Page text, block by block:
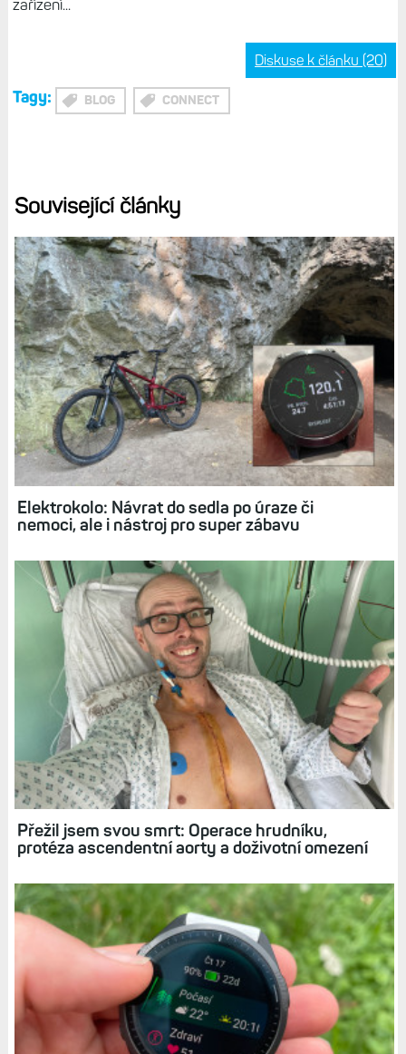
zařízení...
Diskuse k článku (20)
Tagy: BLOG CONNECT
Související články
Elektrokolo: Návrat do sedla po úraze či
nemoci, ale i nástroj pro super zábavu
Přežil jsem svou smrt: Operace hrudníku,
protéza ascendentní aorty a doživotní omezení